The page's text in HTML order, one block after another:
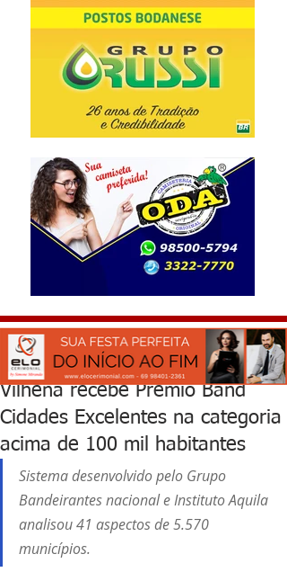
Vilhena recebe Prêmio Band
Cidades Excelentes na categoria
acima de 100 mil habitantes
Sistema desenvolvido pelo Grupo
Bandeirantes nacional e Instituto Aquila
analisou 41 aspectos de 5.570
municípios.